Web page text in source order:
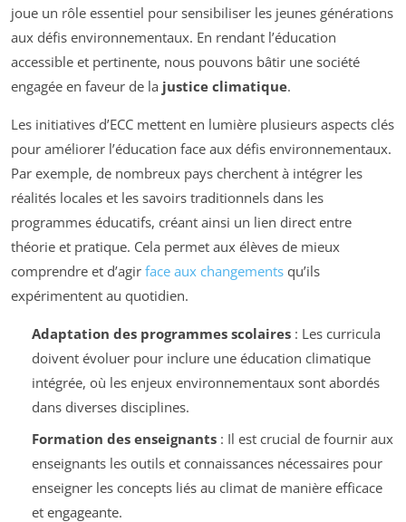
joue un rôle essentiel pour sensibiliser les jeunes générations
aux défis environnementaux. En rendant l’éducation
accessible et pertinente, nous pouvons bâtir une société
engagée en faveur de la justice climatique.
Les initiatives d’ECC mettent en lumière plusieurs aspects clés
pour améliorer l’éducation face aux défis environnementaux.
Par exemple, de nombreux pays cherchent à intégrer les
réalités locales et les savoirs traditionnels dans les
programmes éducatifs, créant ainsi un lien direct entre
théorie et pratique. Cela permet aux élèves de mieux
comprendre et d’agir face aux changements qu’ils
expérimentent au quotidien.
Adaptation des programmes scolaires: Les curricula
doivent évoluer pour inclure une éducation climatique
intégrée, où les enjeux environnementaux sont abordés
dans diverses disciplines.
Formation des enseignants: Il est crucial de fournir aux
enseignants les outils et connaissances nécessaires pour
enseigner les concepts liés au climat de manière efficace
et engageante.